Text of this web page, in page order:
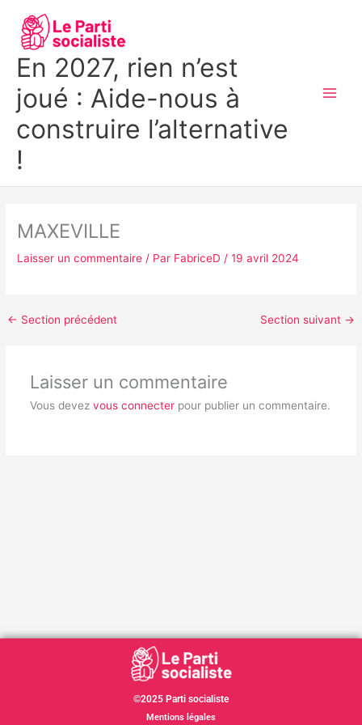
contenu
En 2027, rien n’est
joué : Aide-nous à
construire l’alternative
!
MAXEVILLE
Laisser un commentaire / Par FabriceD/19 avril 2024
← Section précédent Section suivant →
Laisser un commentaire
Vous devez vous connecterpour publier un commentaire.
©2025 Parti socialiste
Mentions légales